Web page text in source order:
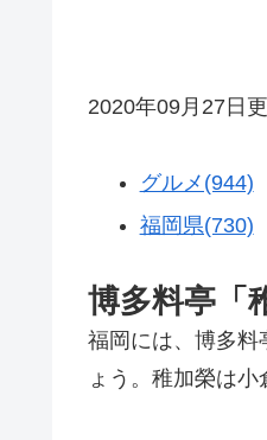
2020年09月27日
グルメ(944)
福岡県(730)
博多料亭「
福岡には、博多料
ょう。稚加榮は